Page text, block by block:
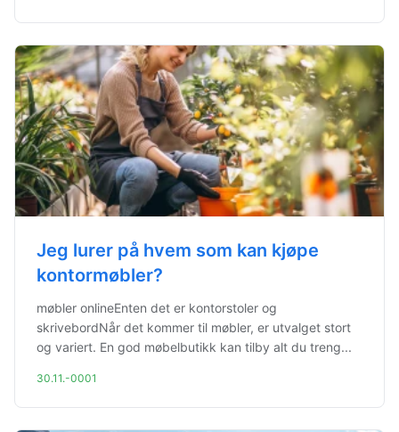
Jeg lurer på hvem som kan kjøpe
kontormøbler?
møbler onlineEnten det er kontorstoler og
skrivebordNår det kommer til møbler, er utvalget stort
og variert. En god møbelbutikk kan tilby alt du treng...
30.11.-0001